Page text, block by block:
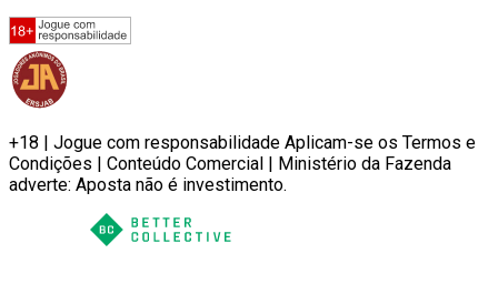
+18 | Jogue com responsabilidade Aplicam-se os Termos e
Condições | Conteúdo Comercial | Ministério da Fazenda
adverte: Aposta não é investimento.